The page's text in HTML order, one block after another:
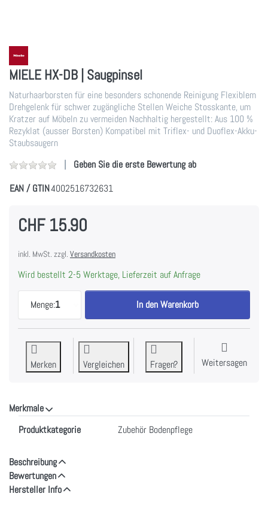
MIELE HX-DB | Saugpinsel
Naturhaarborsten für eine besonders schonende Reinigung Flexiblem
Drehgelenk für schwer zugängliche Stellen Weiche Stosskante, um
Kratzer auf Möbeln zu vermeiden Nachhaltig hergestellt: Aus 100 %
Rezyklat (ausser Borsten) Kompatibel mit Triflex- und Duoflex-Akku-
Staubsaugern
Geben Sie die erste Bewertung ab
EAN / GTIN4002516732631
CHF 15.90
inkl. MwSt. zzgl. Versandkosten
Wird bestellt 2-5 Werktage, Lieferzeit auf Anfrage
Menge:1
MIELE HX-DB | Saugpinsel zu CHF 15.90, Menge 1.
In den Warenkorb
Merken Vergleichen Fragen? Weitersagen
Merkmale
Produktkategorie Zubehör Bodenpflege
Beschreibung
Bewertungen
Hersteller Info